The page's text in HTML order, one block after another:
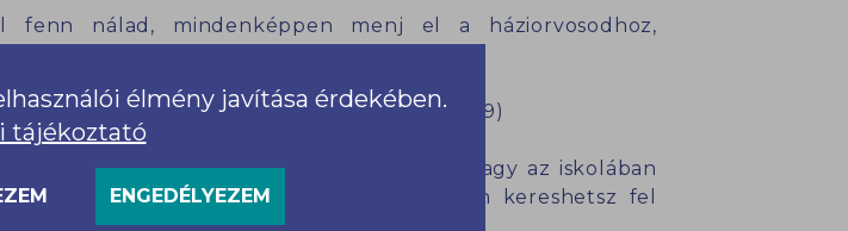
nálad, mindenképpen menj el a háziorvosodhoz,
Máté Gábor: A sóvárgás démona (Libri, 2019)
fordulni! Keresd fel a háziorvost vagy az iskolában
hogy érintett vagy-e térítésmentesen kereshetsz fel
Szolgálatnál: oazis.jezsuita.hu
élmény javítása érdekében.
tájékoztató
ENGEDÉLYEZEM